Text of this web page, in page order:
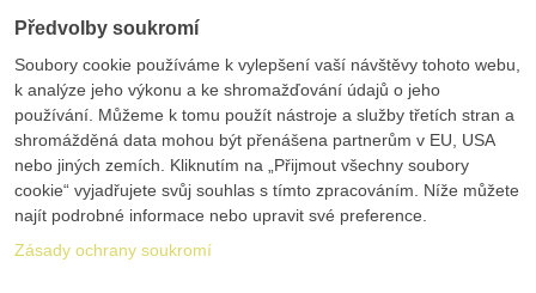
Předvolby soukromí
Soubory cookie používáme k vylepšení vaší návštěvy tohoto webu,
k analýze jeho výkonu a ke shromažďování údajů o jeho
používání. Můžeme k tomu použít nástroje a služby třetích stran a
shromážděná data mohou být přenášena partnerům v EU, USA
nebo jiných zemích. Kliknutím na „Přijmout všechny soubory
cookie“ vyjadřujete svůj souhlas s tímto zpracováním. Níže můžete
najít podrobné informace nebo upravit své preference.
Zásady ochrany soukromí